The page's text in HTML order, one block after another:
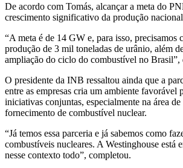
De acordo com Tomás, alcançar a meta do
crescimento significativo da produção
“A meta é de 14 GW e, para isso, precisamos
produção de 3 mil toneladas de urânio, além
ampliação do ciclo do combustível no Brasil”,
O presidente da INB ressaltou ainda que a
entre as empresas cria um ambiente favorável
iniciativas conjuntas, especialmente na área
fornecimento de combustível nuclear.
“Já temos essa parceria e já sabemos como
combustíveis nucleares. A Westinghouse está
nesse contexto todo”, completou.